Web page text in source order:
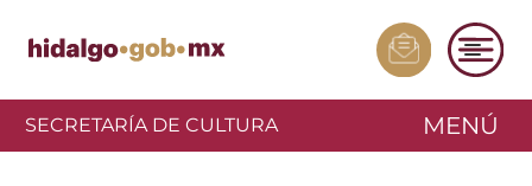
SECRETARÍA DE CULTURA MENÚ